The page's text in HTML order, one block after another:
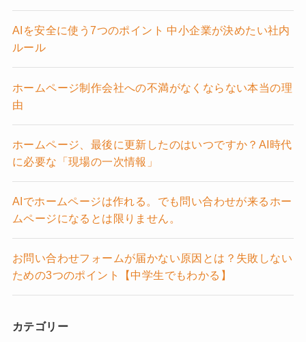
AIを安全に使う7つのポイント 中小企業が決めたい社内
ルール
ホームページ制作会社への不満がなくならない本当の理
由
ホームページ、最後に更新したのはいつですか？AI時代
に必要な「現場の一次情報」
AIでホームページは作れる。でも問い合わせが来るホー
ムページになるとは限りません。
お問い合わせフォームが届かない原因とは？失敗しない
ための3つのポイント【中学生でもわかる】
カテゴリー